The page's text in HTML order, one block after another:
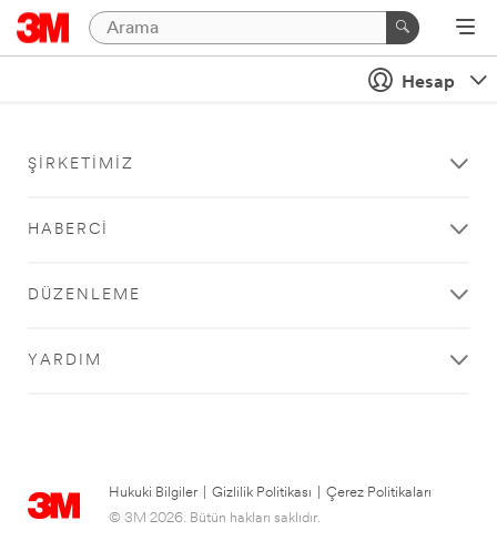
Hesap
ŞIRKETIMIZ
HABERCI
DÜZENLEME
YARDIM
Hukuki Bilgiler Gizlilik Politikası
Çerez Politikaları
© 3M 2026. Bütün hakları saklıdır.